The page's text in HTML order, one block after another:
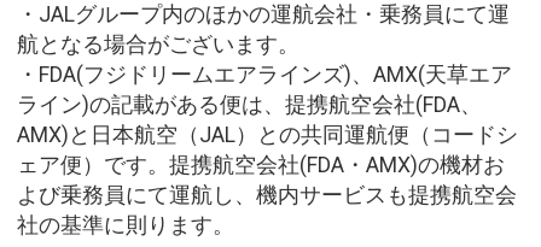
・JALグループ内のほかの運航会社・乗務員にて運
航となる場合がございます。
・FDA(フジドリームエアラインズ)、AMX(天草エア
ライン)の記載がある便は、提携航空会社(FDA、
AMX)と日本航空（JAL）との共同運航便（コードシ
ェア便）です。提携航空会社(FDA・AMX)の機材お
よび乗務員にて運航し、機内サービスも提携航空会
社の基準に則ります。